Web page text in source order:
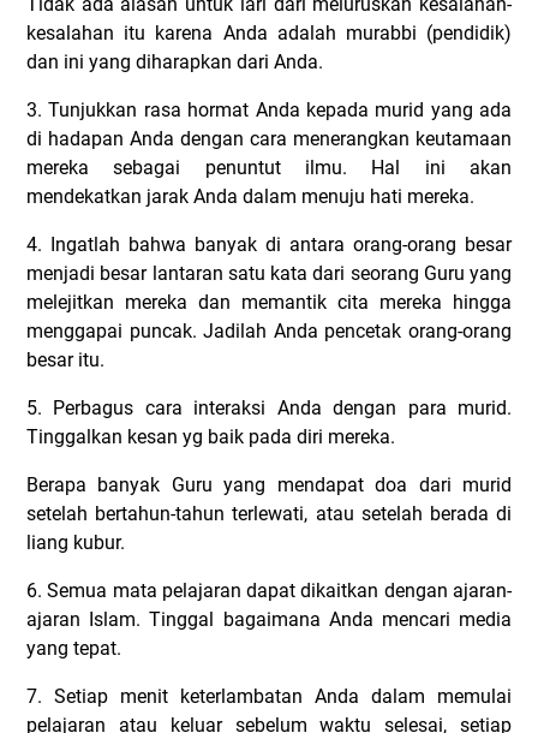
kesalahan itu karena Anda adalah murabbi (pendidik)
dan ini yang diharapkan dari Anda.
3. Tunjukkan rasa hormat Anda kepada murid yang ada
di hadapan Anda dengan cara menerangkan keutamaan
mereka sebagai penuntut ilmu. Hal ini akan
mendekatkan jarak Anda dalam menuju hati mereka.
4. Ingatlah bahwa banyak di antara orang-orang besar
menjadi besar lantaran satu kata dari seorang Guru yang
melejitkan mereka dan memantik cita mereka hingga
menggapai puncak. Jadilah Anda pencetak orang-orang
besar itu.
5. Perbagus cara interaksi Anda dengan para murid.
Tinggalkan kesan yg baik pada diri mereka.
Berapa banyak Guru yang mendapat doa dari murid
setelah bertahun-tahun terlewati, atau setelah berada di
liang kubur.
6. Semua mata pelajaran dapat dikaitkan dengan ajaran-
ajaran Islam. Tinggal bagaimana Anda mencari media
yang tepat.
7. Setiap menit keterlambatan Anda dalam memulai
pelajaran atau keluar sebelum waktu selesai, setiap